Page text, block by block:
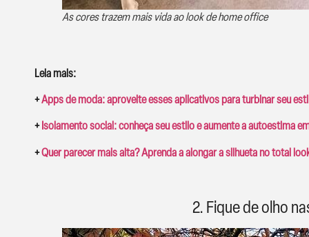
As cores trazem mais vida ao look de home office
Leia mais:
+Apps de moda: aproveite esses aplicativos para turbinar seu
+ Isolamento social: conheça seu estilo e aumente a autoestima
+Quer parecer mais alta? Aprenda a alongar a silhueta no total
2. Fique de olho